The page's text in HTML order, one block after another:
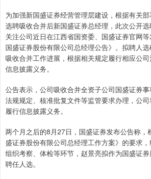
为加强新国盛证券经营管理层建设，根据有关
选聘吸收合并后新国盛证券总经理，此次公开
关注公司近日在江西省国资委、国盛证券官网
国盛证券股份有限公司总经理公告》。拟聘人
吸收合并工作进展，根据相关规定履行相应公
信息披露义务。
公告表示，公司吸收合并全资子公司国盛证券
法规规定、核准批复文件等监管要求办理，公
履行信息披露义务。
两个月之后的8月27日，国盛证券发布公告称，
盛证券股份有限公司总经理工作方案》的要求，
组织考察、体检等环节，赵景亮拟作为国盛证
聘任人选。